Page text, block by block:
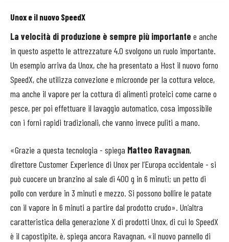
Unox e il nuovo SpeedX
La velocità di produzione è sempre più importante e anche
in questo aspetto le attrezzature 4.0 svolgono un ruolo importante.
Un esempio arriva da Unox, che ha presentato a Host il nuovo forno
SpeedX, che utilizza convezione e microonde per la cottura veloce,
ma anche il vapore per la cottura di alimenti proteici come carne o
pesce, per poi effettuare il lavaggio automatico, cosa impossibile
con i forni rapidi tradizionali, che vanno invece puliti a mano.
«Grazie a questa tecnologia - spiega Matteo Ravagnan,
direttore Customer Experience di Unox per l’Europa occidentale - si
può cuocere un branzino al sale di 400 g in 6 minuti; un petto di
pollo con verdure in 3 minuti e mezzo. Si possono bollire le patate
con il vapore in 6 minuti a partire dal prodotto crudo». Un’altra
caratteristica della generazione X di prodotti Unox, di cui lo SpeedX
è il capostipite, è, spiega ancora Ravagnan, «il nuovo pannello di